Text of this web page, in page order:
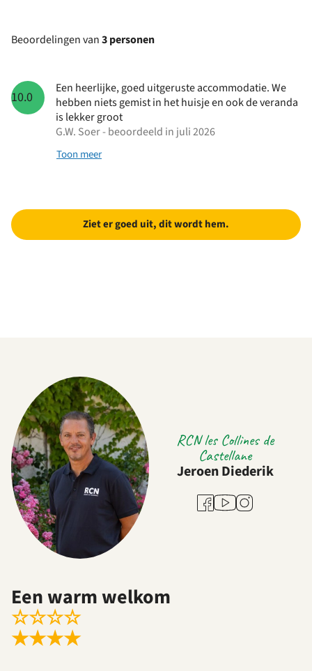
Beoordelingen van3 personen
10.0
Een heerlijke, goed uitgeruste accommodatie. We
hebben niets gemist in het huisje en ook de veranda
is lekker groot
G.W. Soer - beoordeeld in juli 2026
Toon meer
Ziet er goed uit, dit wordt hem.
RCN les Collines de
Castellane
Jeroen Diederik
Facebook
YoutubeInstagram
Een warm welkom
☆☆☆☆
★★★★